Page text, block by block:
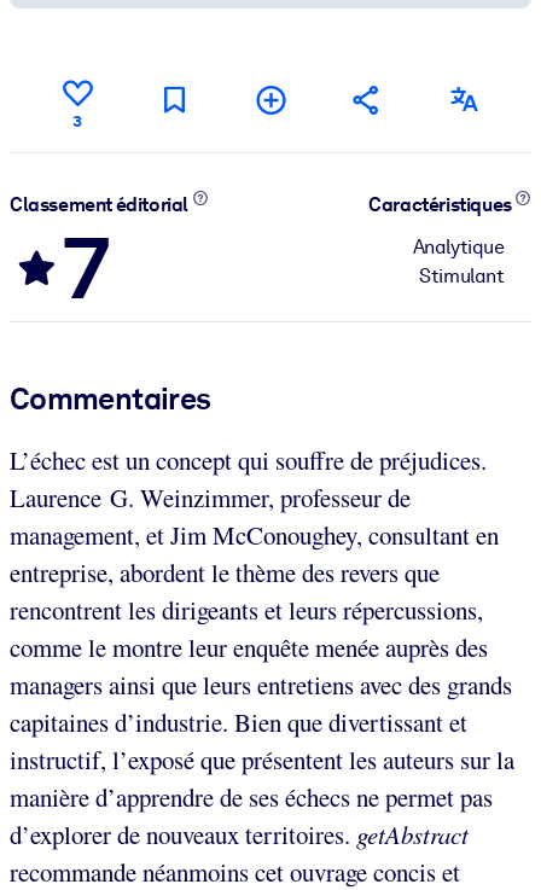
3
Classement éditorial
7
Caractéristiques
Analytique
Stimulant
Commentaires
L’échec est un concept qui souffre de préjudices.
Laurence G. Weinzimmer, professeur de
management, et Jim McConoughey, consultant en
entreprise, abordent le thème des revers que
rencontrent les dirigeants et leurs répercussions,
comme le montre leur enquête menée auprès des
managers ainsi que leurs entretiens avec des grands
capitaines d’industrie. Bien que divertissant et
instructif, l’exposé que présentent les auteurs sur la
manière d’apprendre de ses échecs ne permet pas
d’explorer de nouveaux territoires. getAbstract
recommande néanmoins cet ouvrage concis et